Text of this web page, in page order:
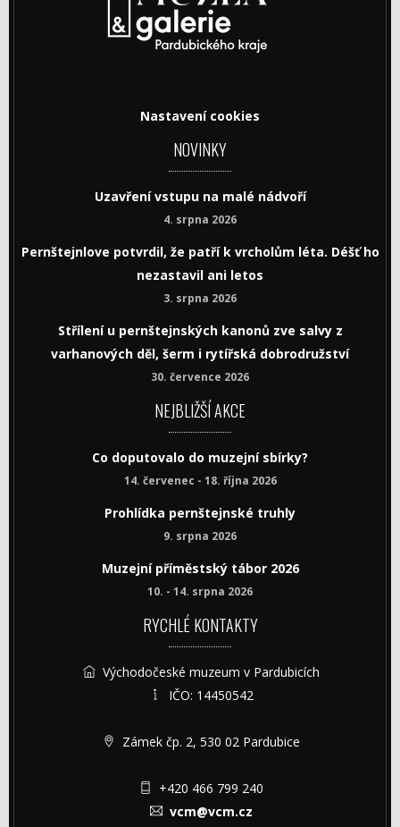
Nastavení cookies
NOVINKY
Uzavření vstupu na malé nádvoří
4. srpna 2026
Pernštejnlove potvrdil, že patří k vrcholům léta. Déšť ho
nezastavil ani letos
3. srpna 2026
Střílení u pernštejnských kanonů zve salvy z
varhanových děl, šerm i rytířská dobrodružství
30. července 2026
NEJBLIŽŠÍ AKCE
Co doputovalo do muzejní sbírky?
14. červenec - 18. října 2026
Prohlídka pernštejnské truhly
9. srpna 2026
Muzejní příměstský tábor 2026
10. - 14. srpna 2026
RYCHLÉ KONTAKTY
Východočeské muzeum v Pardubicích
IČO: 14450542
Zámek čp. 2, 530 02 Pardubice
+420 466 799 240
vcm@vcm.cz